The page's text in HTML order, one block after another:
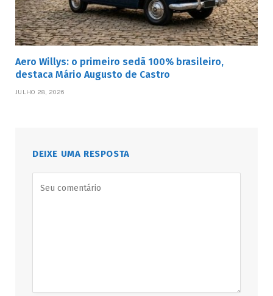
Aero Willys: o primeiro sedã 100% brasileiro,
destaca Mário Augusto de Castro
JULHO 28, 2026
DEIXE UMA RESPOSTA